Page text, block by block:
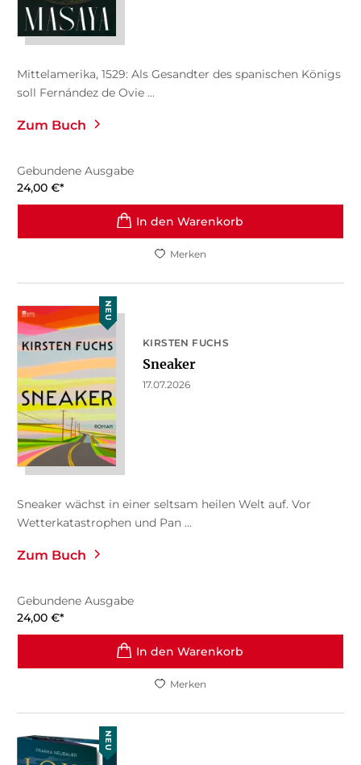
Mittelamerika, 1529: Als Gesandter des spanischen Königs
soll Fernández de Ovie ...
Zum Buch
Gebundene Ausgabe
24,00 €*
In den Warenkorb
Merken
NEU
KIRSTEN FUCHS
Sneaker
17.07.2026
Sneaker wächst in einer seltsam heilen Welt auf. Vor
Wetterkatastrophen und Pan ...
Zum Buch
Gebundene Ausgabe
24,00 €*
In den Warenkorb
Merken
NEU